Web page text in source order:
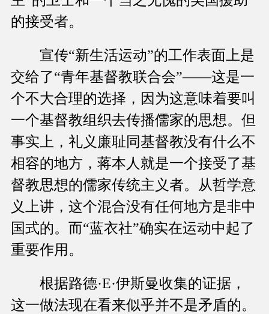
的接受者。
宣传“新生活运动”的工作表面上是
交给了“青年基督教联合会”——这是一
个不大合理的选择，因为这意味着要叫
一个基督教组织去传播儒家的思想。但
事实上，礼义廉耻同基督教没有什么不
相容的地方，蒋本人就是一个接受了基
督教思想的儒家传统主义者。从哲学意
义上讲，这个混合没有任何地方是非中
国式的。而“蓝衣社”确实在运动中起了
重要作用。
根据路德·E·伊斯曼收集的证据，
这一做法现在看来似乎并不是矛盾的。